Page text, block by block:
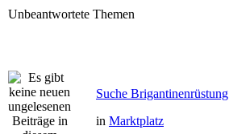
Unbeantwortete Themen
Suche Brigantinenrüstung
in Marktplatz